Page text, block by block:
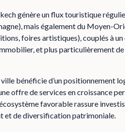
génère un flux touristique
mais également du Moyen-
foires artistiques), couplés à un
et plus particulièrement de
bénéficie d’un positionnement
offre de services en croissance
favorable rassure
et de diversification patrimoniale.